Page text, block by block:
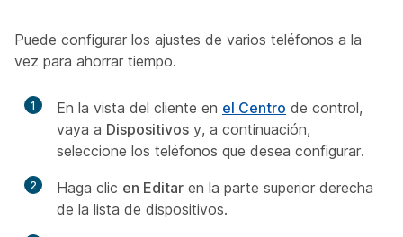
Puede configurar los ajustes de varios teléfonos a la
vez para ahorrar tiempo.
1 En la vista del cliente en el Centro de control,
vaya a Dispositivos y, a continuación,
seleccione los teléfonos que desea configurar.
2 Haga clic en Editar en la parte superior derecha
de la lista de dispositivos.